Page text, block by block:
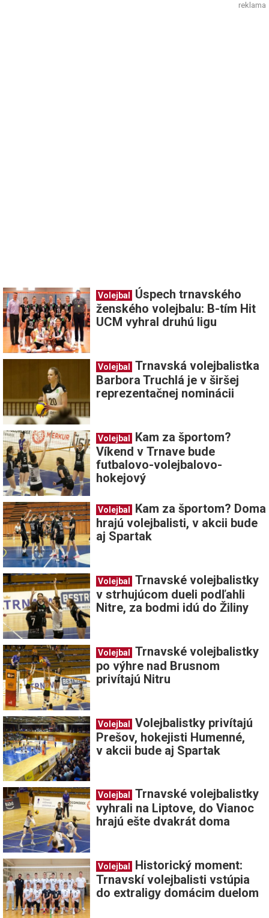
reklama
Volejbal
Úspech trnavského
ženského volejbalu: B-tím Hit
UCM vyhral druhú ligu
Volejbal
Trnavská volejbalistka
Barbora Truchlá je v širšej
reprezentačnej nominácii
Volejbal
Kam za športom?
Víkend v Trnave bude
futbalovo-volejbalovo-
hokejový
Volejbal
Kam za športom? Doma
hrajú volejbalisti, v akcii bude
aj Spartak
Volejbal
Trnavské volejbalistky
v strhujúcom dueli podľahli
Nitre, za bodmi idú do Žiliny
Volejbal
Trnavské volejbalistky
po výhre nad Brusnom
privítajú Nitru
Volejbal Volejbalistky privítajú
Prešov, hokejisti Humenné,
v akcii bude aj Spartak
Volejbal
Trnavské volejbalistky
vyhrali na Liptove, do Vianoc
hrajú ešte dvakrát doma
Volejbal
Historický moment:
Trnavskí volejbalisti vstúpia
do extraligy domácim duelom